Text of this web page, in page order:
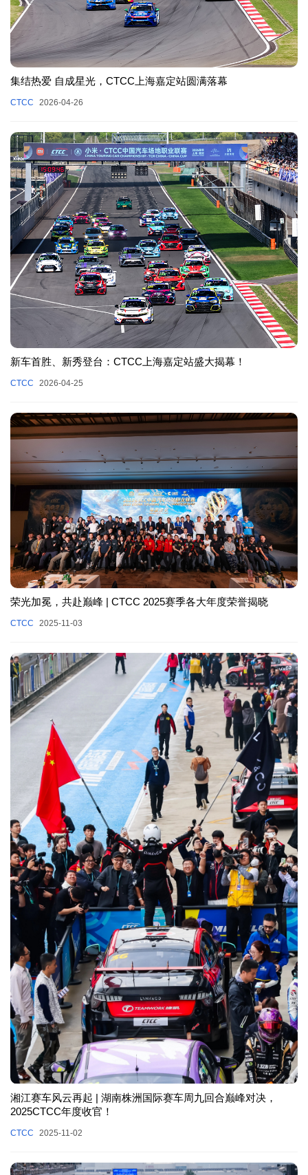
集结热爱 自成星光，CTCC上海嘉定站圆满落幕
CTCC 2026-04-26
新车首胜、新秀登台：CTCC上海嘉定站盛大揭幕！
CTCC 2026-04-25
荣光加冕，共赴巅峰 | CTCC 2025赛季各大年度荣誉揭晓
CTCC 2025-11-03
湘江赛车风云再起 | 湖南株洲国际赛车周九回合巅峰对决，
2025CTCC年度收官！
CTCC 2025-11-02